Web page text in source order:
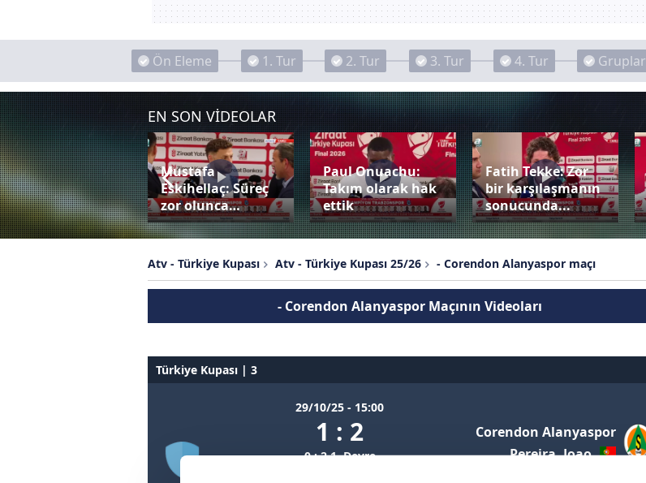
Ön Eleme 1. Tur 2. Tur 3. Tur 4. Tur Gruplar
EN SON VİDEOLAR
penaltıyı
Mustafa
Eskihellaç: Süreç
zor olunca…
Paul Onuachu:
Takım olarak hak
ettik
Fatih Tekke: Zor
bir karşılaşmanın
sonucunda...
Atv - Türkiye Kupası Atv - Türkiye Kupası 25/26 - Corendon Alanyaspor maçı
- Corendon Alanyaspor Maçının Videoları
Türkiye Kupası | 3
29/10/25 - 15:00
1 : 2
0 : 2 1. Devre
Corendon Alanyaspor
Pereira, Joao